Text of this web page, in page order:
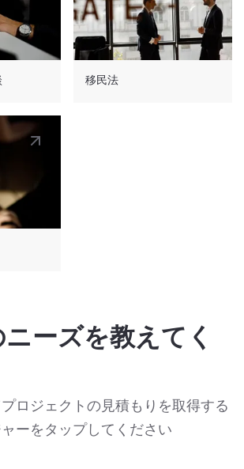
移民法
ーズを教えてく
ロジェクトの見積もりを取得する
ーをタップしてください